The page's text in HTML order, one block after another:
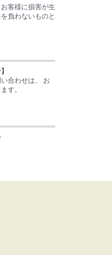
客様に損害が生
負わないものと
合わせは、 お
す。